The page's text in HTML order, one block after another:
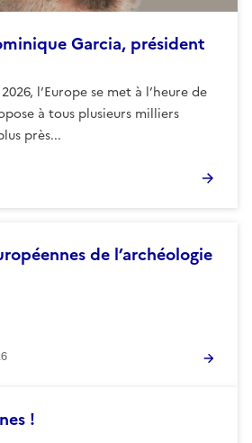
Garcia, président
l’Europe se met à l’heure de
à tous plusieurs milliers
près...
de l’archéologie
!